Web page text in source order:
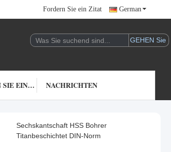
Fordern Sie ein Zitat German
FORDERN SIE EIN ZITAT NACHRICHTEN
Sechskantschaft HSS Bohrer
Titanbeschichtet DIN-Norm